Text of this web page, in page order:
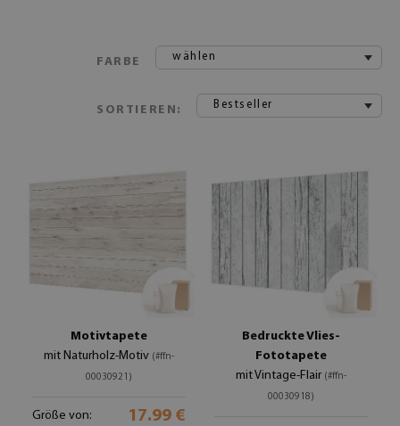
FARBE wählen
SORTIEREN: Bestseller
Motivtapete
mit Naturholz-Motiv (#ffn-
00030921)
Größe von: 17.99 €
Bedruckte Vlies-
Fototapete
mit Vintage-Flair (#ffn-
00030918)